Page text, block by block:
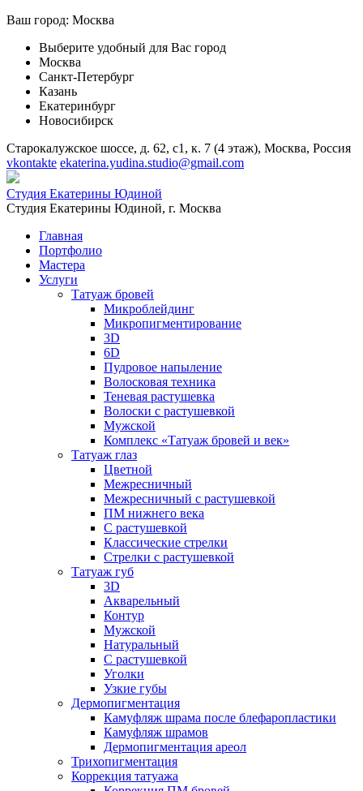
Ваш город: Москва
Выберите удобный для Вас город
Москва
Санкт-Петербург
Казань
Екатеринбург
Новосибирск
Старокалужское шоссе, д. 62, с1, к. 7 (4 этаж), Москва, Россия
vkontakte ekaterina.yudina.studio@gmail.com
Студия Екатерины Юдиной
Студия Екатерины Юдиной, г. Москва
Главная
Портфолио
Мастера
Услуги
Татуаж бровей
Микроблейдинг
Микропигментирование
3D
6D
Пудровое напыление
Волосковая техника
Теневая растушевка
Волоски с растушевкой
Мужской
Комплекс «Татуаж бровей и век»
Татуаж глаз
Цветной
Межресничный
Межресничный с растушевкой
ПМ нижнего века
С растушевкой
Классические стрелки
Стрелки с растушевкой
Татуаж губ
3D
Акварельный
Контур
Мужской
Натуральный
С растушевкой
Уголки
Узкие губы
Дермопигментация
Камуфляж шрама после блефаропластики
Камуфляж шрамов
Дермопигментация ареол
Трихопигментация
Коррекция татуажа